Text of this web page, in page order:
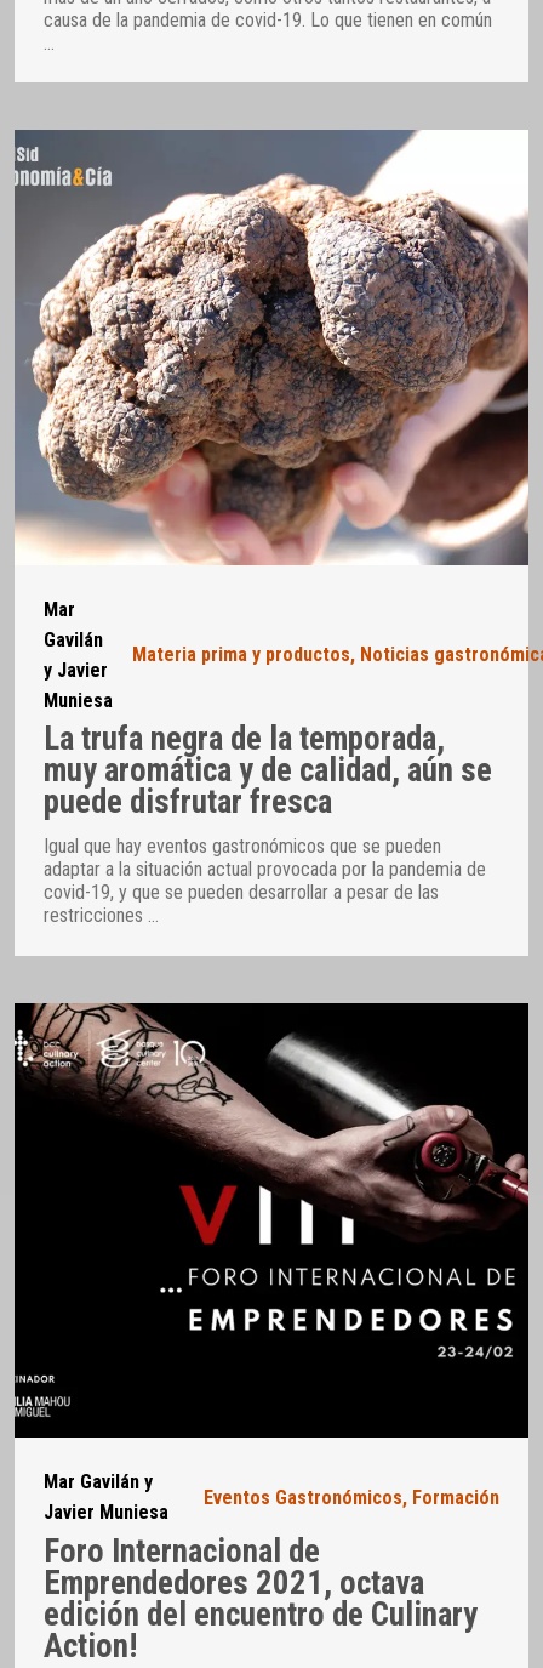
causa de la pandemia de covid-19. Lo que tienen en común
Mar
Gavilán
y Javier
Muniesa
Materia prima y productos, Noticias
La trufa negra de la temporada,
muy aromática y de calidad, aún se
puede disfrutar fresca
Igual que hay eventos gastronómicos que se pueden
adaptar a la situación actual provocada por la pandemia de
covid-19, y que se pueden desarrollar a pesar de las
restricciones …
Mar Gavilán y
Javier Muniesa
Eventos Gastronómicos, Formación
Foro Internacional de
Emprendedores 2021, octava
edición del encuentro de Culinary
Action!